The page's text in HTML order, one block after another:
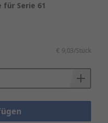
für Serie 61
€ 9,03/Stück